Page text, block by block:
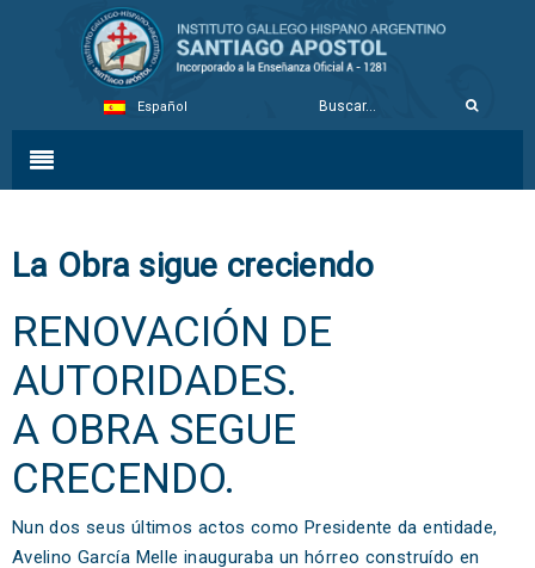
Español
La Obra sigue creciendo
RENOVACIÓN DE
AUTORIDADES.
A OBRA SEGUE
CRECENDO.
Nun dos seus últimos actos como Presidente da entidade,
Avelino García Melle inauguraba un hórreo construído en